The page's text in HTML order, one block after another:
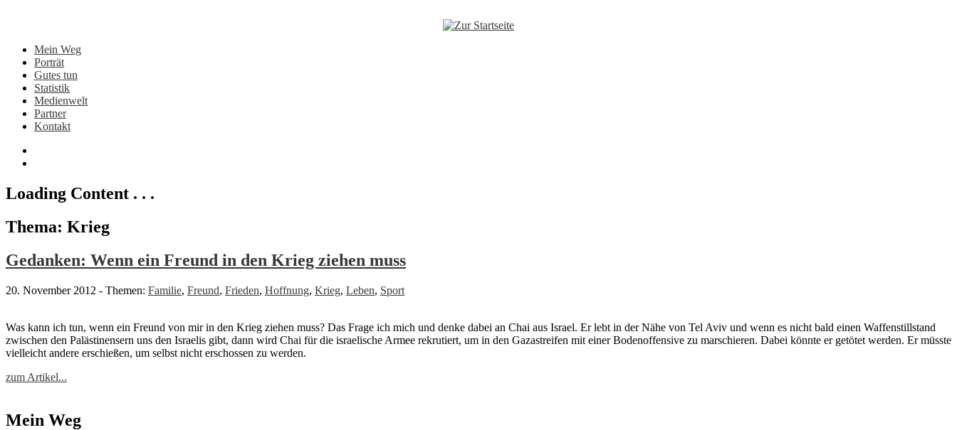
Mein Weg
Porträt
Gutes tun
Statistik
Medienwelt
Partner
Kontakt
Loading Content . . .
Thema: Krieg
Gedanken: Wenn ein Freund in den Krieg ziehen muss
20. November 2012 - Themen: Familie, Freund, Frieden, Hoffnung, Krieg, Leben, Sport
Was kann ich tun, wenn ein Freund von mir in den Krieg zie­hen muss? Das Fra­ge ich mich und den­ke da­bei an Chai aus Is­ra­el. Er lebt in der Nähe von Tel Aviv und wenn es nicht bald ei­nen Waf­fen­still­stand
zwi­schen den Pa­läs­ti­nen­sern uns den Is­rae­lis gibt, dann wird Chai für die is­rae­li­sche Ar­mee re­kru­tiert, um in den Ga­za­strei­fen mit ei­ner Bo­den­of­fen­si­ve zu mar­schie­ren. Da­bei könn­te er ge­tö­tet wer­den. Er müss­te
viel­leicht an­de­re er­schie­ßen, um selbst nicht er­schos­sen zu wer­den.
zum Artikel...
Mein Weg